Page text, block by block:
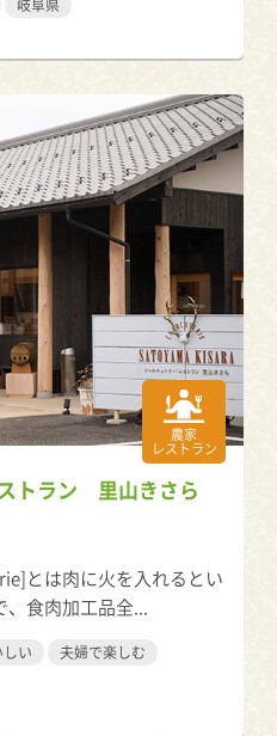
岐阜県
農家
レストラン
トラン 里山きさら
とは肉に火を入れるとい
、食肉加工品全...
い
夫婦で楽しむ